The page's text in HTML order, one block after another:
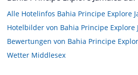
Alle Hotelinfos Bahia Principe Explore
Hotelbilder von Bahia Principe Explore
Bewertungen von Bahia Principe
Wetter Middlesex